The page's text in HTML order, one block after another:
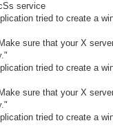
service
tried to create a
sure that your X
tried to create a
sure that your X
tried to create a